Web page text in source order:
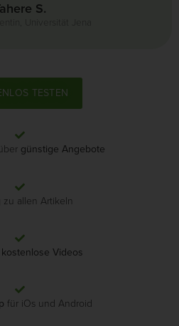
S.
TESTEN
günstige Angebote
zu allen Artikeln
kostenlose Videos
für iOs und Android